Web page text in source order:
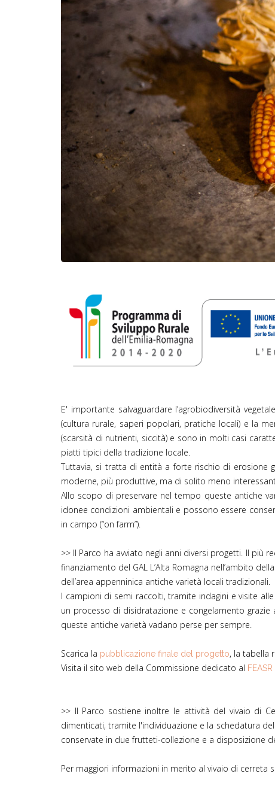
E' importante salvaguardare l’agrobiodiversità
(cultura rurale, saperi popolari, pratiche locali) e la
(scarsità di nutrienti, siccità) e sono in molti casi
piatti tipici della tradizione locale.
Tuttavia, si tratta di entità a forte rischio di erosione
moderne, più produttive, ma di solito meno
Allo scopo di preservare nel tempo queste antiche
idonee condizioni ambientali e possono essere
in campo (“on farm”).
>> Il Parco ha avviato negli anni diversi progetti. Il più
finanziamento del GAL L’Alta Romagna nell’ambito
dell’area appenninica antiche varietà locali tradizionali.
I campioni di semi raccolti, tramite indagini e visite
un processo di disidratazione e congelamento
queste antiche varietà vadano perse per sempre.
Scarica la pubblicazione finale del progetto, la tabella
Visita il sito web della Commissione dedicato al FEASR
>> Il Parco sostiene inoltre le attività del vivaio di
dimenticati, tramite l'individuazione e la schedatura
conservate in due frutteti-collezione e a disposizione
Per maggiori informazioni in merito al vivaio di cerreta